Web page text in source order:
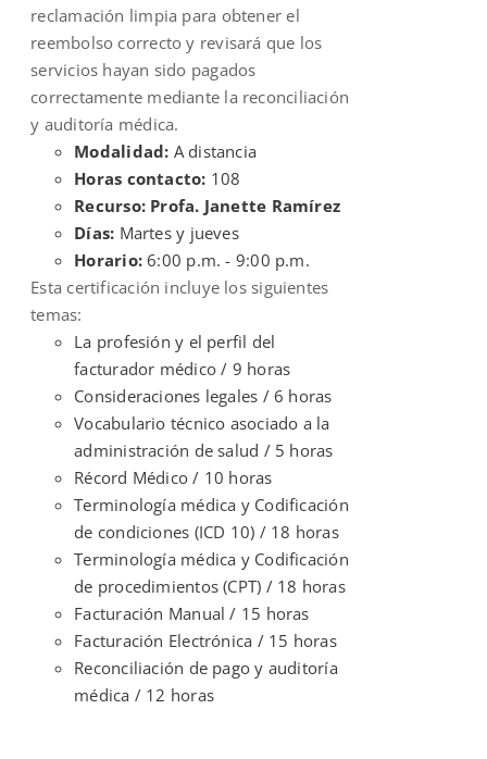
reclamación limpia para obtener el
reembolso correcto y revisará que los
servicios hayan sido pagados
correctamente mediante la reconciliación
y auditoría médica.
Modalidad: A distancia
Horas contacto: 108
Recurso: Profa. Janette Ramírez
Días: Martes y jueves
Horario:6:00 p.m. - 9:00 p.m.
Esta certificación incluye los siguientes
temas:
La profesión y el perfil del
facturador médico / 9 horas
Consideraciones legales / 6 horas
Vocabulario técnico asociado a la
administración de salud / 5 horas
Récord Médico / 10 horas
Terminología médica y Codificación
de condiciones (ICD 10) / 18 horas
Terminología médica y Codificación
de procedimientos (CPT) / 18 horas
Facturación Manual / 15 horas
Facturación Electrónica / 15 horas
Reconciliación de pago y auditoría
médica / 12 horas